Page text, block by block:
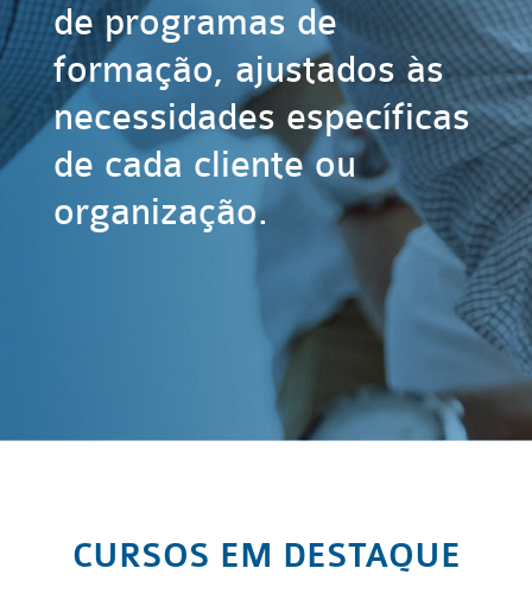
de programas de
formação, ajustados às
necessidades específicas
de cada cliente ou
organização.
CURSOS EM DESTAQUE